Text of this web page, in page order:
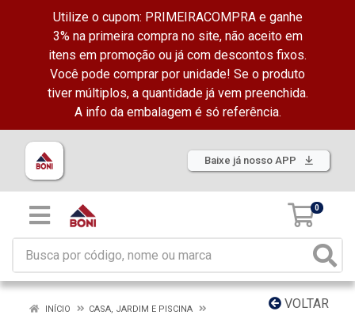
Utilize o cupom: PRIMEIRACOMPRA e ganhe
3% na primeira compra no site, não aceito em
itens em promoção ou já com descontos fixos.
Você pode comprar por unidade! Se o produto
tiver múltiplos, a quantidade já vem preenchida.
A info da embalagem é só referência.
Baixe já nosso APP
0
VOLTAR
INÍCIO
CASA, JARDIM E PISCINA